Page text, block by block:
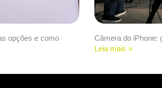
opções e como
Câmera do iPhone:
Leia mais »